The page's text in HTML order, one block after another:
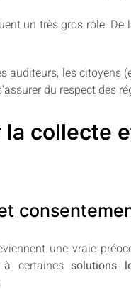
un très gros rôle.
auditeurs, les citoyens
du respect des
collecte
une vraie
certaines solutions